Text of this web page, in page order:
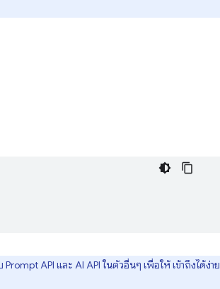
API และ AI API ในตัวอื่นๆ เพื่อให้ เข้าถึงได้ง่าย